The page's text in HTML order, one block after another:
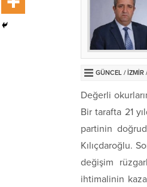
GÜNCEL /İZMİR
Değerli
Bir tarafta 21
partinin
Kılıçdaroğlu.
değişim
ihtimalinin